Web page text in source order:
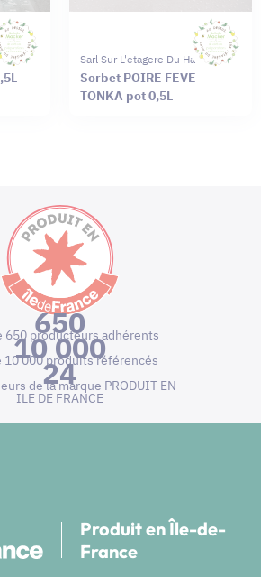
0,5L
Sarl Sur L'etagere Du Haut
Sorbet POIRE FEVE
TONKA pot 0,5L
650
650 producteurs adhérents
10 000
10 000 produits référencés
24
de la marque PRODUIT EN
ILE DE FRANCE
Produit en Île-de-
France